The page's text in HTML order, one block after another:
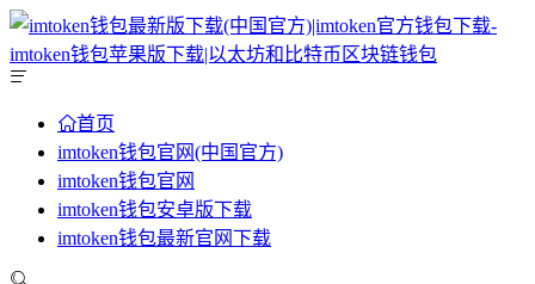
首页
imtoken钱包官网(中国官方)
imtoken钱包官网
imtoken钱包安卓版下载
imtoken钱包最新官网下载